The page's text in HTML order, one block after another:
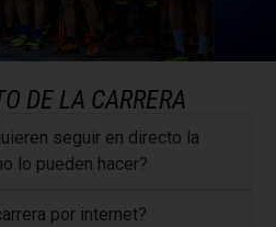
DE LA CARRERA
seguir en directo la
lo pueden hacer?
por internet?